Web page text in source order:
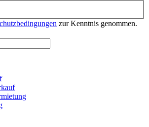
zur Kenntnis genommen.